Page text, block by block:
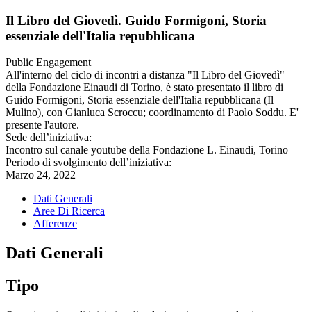
Il Libro del Giovedì. Guido Formigoni, Storia
essenziale dell'Italia repubblicana
Public Engagement
All'interno del ciclo di incontri a distanza "Il Libro del Giovedì"
della Fondazione Einaudi di Torino, è stato presentato il libro di
Guido Formigoni, Storia essenziale dell'Italia repubblicana (Il
Mulino), con Gianluca Scroccu; coordinamento di Paolo Soddu. E'
presente l'autore.
Sede dell’iniziativa:
Incontro sul canale youtube della Fondazione L. Einaudi, Torino
Periodo di svolgimento dell’iniziativa:
Marzo 24, 2022
Dati Generali
Aree Di Ricerca
Afferenze
Dati Generali
Tipo